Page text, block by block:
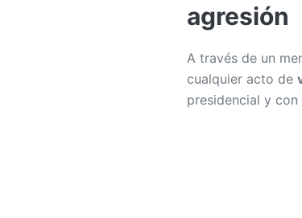
agresión
A través de un
cualquier acto de
presidencial y con